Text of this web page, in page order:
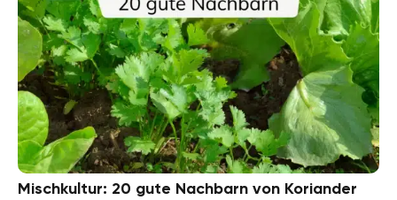
Mischkultur: 20 gute Nachbarn von Koriander